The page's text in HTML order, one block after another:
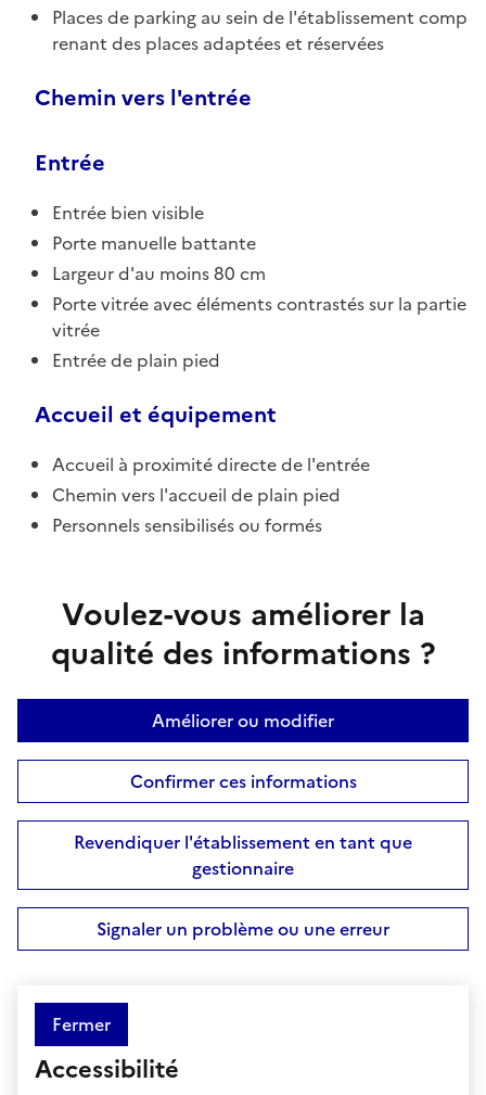
Places de parking au sein de l'établissement comp
renant des places adaptées et réservées
Chemin vers l'entrée
Entrée
Entrée bien visible
Porte manuelle battante
Largeur d'au moins 80 cm
Porte vitrée avec éléments contrastés sur la partie
vitrée
Entrée de plain pied
Accueil et équipement
Accueil à proximité directe de l'entrée
Chemin vers l'accueil de plain pied
Personnels sensibilisés ou formés
Voulez-vous améliorer la
qualité des informations ?
Améliorer ou modifier
Confirmer ces informations
Revendiquer l'établissement en tant que
gestionnaire
Signaler un problème ou une erreur
Fermer
Accessibilité